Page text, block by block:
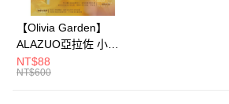
Google Pay
全盈+PAY
大哥付你分期
【Olivia Garden】
ALAZUO亞拉佐 小芽
之露輕柔泡泡洗手慕斯
350ml
NT$88
NT$600